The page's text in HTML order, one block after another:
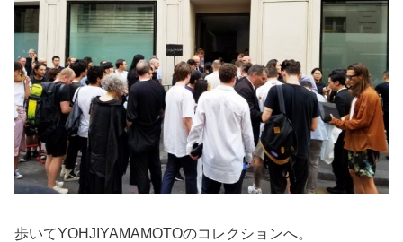
歩いてYOHJIYAMAMOTOのコレクションへ。